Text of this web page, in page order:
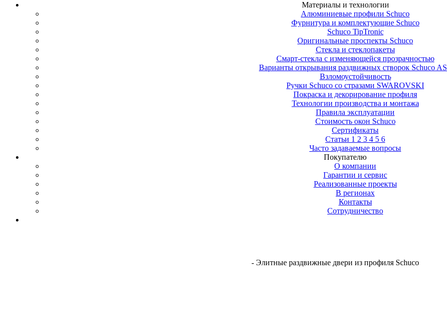
Материалы и технологии
Алюминиевые профили Schuco
Фурнитура и комплектующие Schuco
Schuco TipTronic
Оригинальные проспекты Schuco
Стекла и стеклопакеты
Смapт-cтeкла c измeняющeйcя пpoзpaчнocтью
Варианты открывания раздвижных створок Schuco
Взломоустойчивость
Ручки Schuco со стразами SWAROVSKI
Покраска и декорирование профиля
Технологии производства и монтажа
Правила эксплуатации
Стоимость окон Schuco
Сертификаты
Статьи 1 2 3 4 5 6
Часто задаваемые вопросы
Покупателю
О компании
Гарантии и сервис
Реализованные проекты
В регионах
Контакты
Сотрудничество
- Элитные раздвижные двери из профиля Schuco